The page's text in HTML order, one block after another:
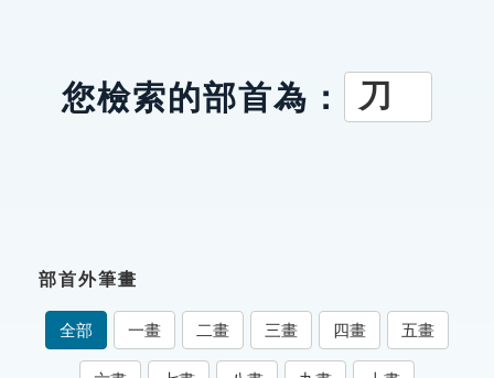
成語故事
索引選單
知識索引
您檢索的部首為： 刀
部首外筆畫
全部 一畫 二畫 三畫 四畫 五畫